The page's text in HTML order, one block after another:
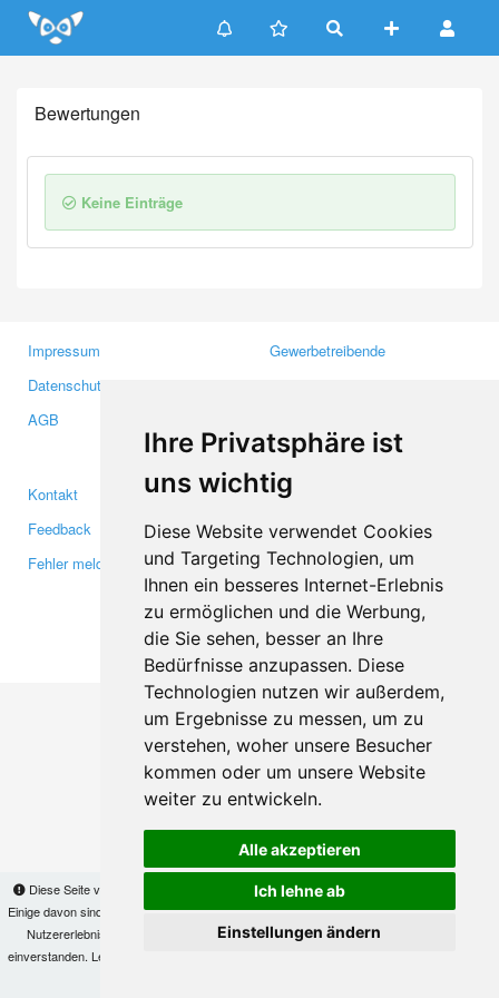
Ihre Privatsphäre ist
uns wichtig
Diese Website verwendet Cookies
und Targeting Technologien, um
Ihnen ein besseres Internet-Erlebnis
zu ermöglichen und die Werbung,
die Sie sehen, besser an Ihre
Bedürfnisse anzupassen. Diese
Technologien nutzen wir außerdem,
um Ergebnisse zu messen, um zu
verstehen, woher unsere Besucher
kommen oder um unsere Website
weiter zu entwickeln.
Alle akzeptieren
Ich lehne ab
Einstellungen ändern
Update cookies preferences
Diese Seite verwendet Cookies, um Informationen auf Ihrem Computer zu speichern.
Einige davon sind notwendig, damit unsere Seite funktioniert, andere helfen uns dabei, das
Nutzererlebnis zu verbessern. Mit der Nutzung dieser Seite erklären Sie sich damit
einverstanden. Lesen Sie unsere
Bewertungen
Keine Einträge
Impressum
Datenschutzerklärung
AGB
Gewerbetreibende
Medien
Kontakt
Feedback
Fehler melden
Facebook
Twitter
YouTube
Google+
Makis© Copyright 2026